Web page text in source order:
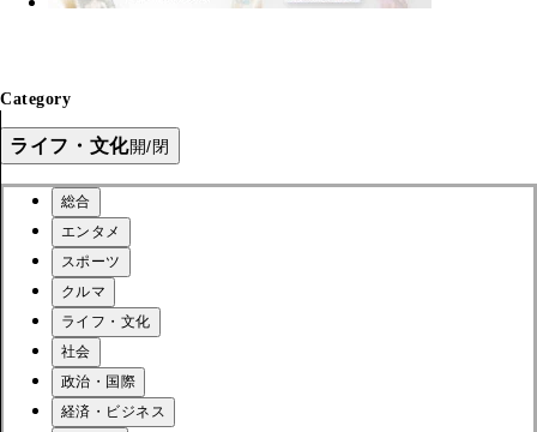
Category
ライフ・文化開/閉
総合
エンタメ
スポーツ
クルマ
ライフ・文化
社会
政治・国際
経済・ビジネス